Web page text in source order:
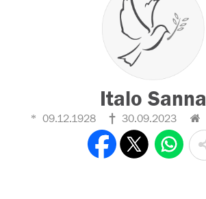
Italo Sanna
09.12.1928 30.09.2023